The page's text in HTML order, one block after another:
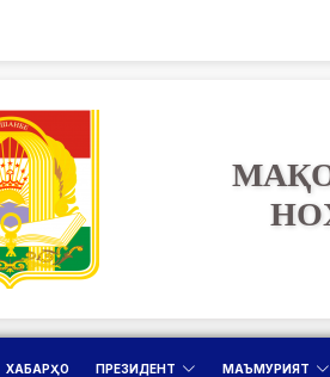
ХАБАРҲО ПРЕЗИДЕНТ МАЪМУРИЯТ